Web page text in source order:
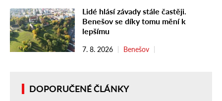
Lidé hlásí závady stále častěji.
Benešov se díky tomu mění k
lepšímu
7. 8. 2026 Benešov
DOPORUČENÉ ČLÁNKY